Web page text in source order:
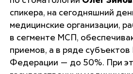
спикера, на сегодняшний
медицинские организации,
в сегменте МСП,
приемов, а в ряде субъектов
Федерации — до 50%. При